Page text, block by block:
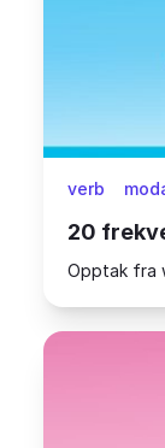
verb
20
Opptak fra